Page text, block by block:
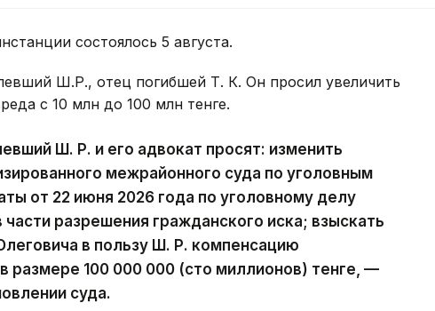
состоялось 5 августа.
Ш.Р., отец погибшей Т. К. Он просил увеличить
с 10 млн до 100 млн тенге.
Ш. Р. и его адвокат просят: изменить
межрайонного суда по уголовным
от 22 июня 2026 года по уголовному делу
разрешения гражданского иска; взыскать
в пользу Ш. Р. компенсацию
размере 100 000 000 (сто миллионов) тенге, —
суда.